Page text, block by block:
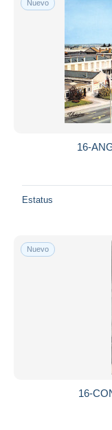
Nuevo
16-
Estatus
Nuevo
16-